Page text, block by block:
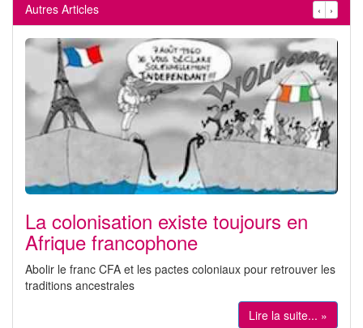
Autres Articles ‹ ›
La colonisation existe toujours en
Afrique francophone
Abolir le franc CFA et les pactes coloniaux pour retrouver les
traditions ancestrales
Lire la suite... »